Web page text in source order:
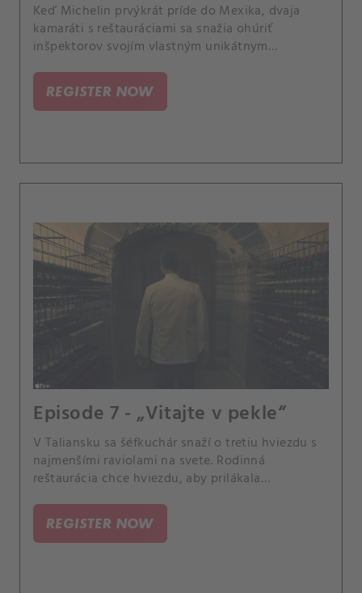
Keď Michelin prvýkrát príde do Mexika, dvaja
kamaráti s reštauráciami sa snažia ohúriť
inšpektorov svojím vlastným unikátnym
REGISTER NOW
Episode 7 - „Vitajte v pekle“
V Taliansku sa šéfkuchár snaží o tretiu hviezdu s
najmenšími raviolami na svete. Rodinná
reštaurácia chce hviezdu, aby prilákala
REGISTER NOW